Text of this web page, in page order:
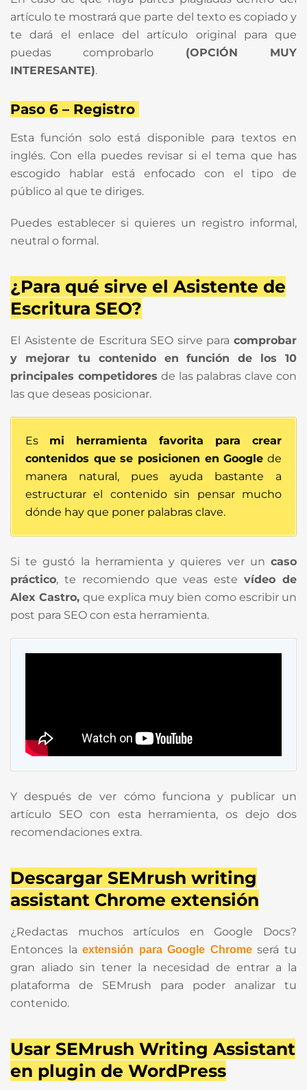
artículo te mostrará que parte del texto es copiado y
te dará el enlace del artículo original para que
puedas comprobarlo (OPCIÓN MUY
INTERESANTE).
Paso 6 – Registro
Esta función solo está disponible para textos en
inglés. Con ella puedes revisar si el tema que has
escogido hablar está enfocado con el tipo de
público al que te diriges.
Puedes establecer si quieres un registro informal,
neutral o formal.
¿Para qué sirve el Asistente de
Escritura SEO?
El Asistente de Escritura SEO sirve para comprobar
y mejorar tu contenido en función de los 10
principales competidores de las palabras clave con
las que deseas posicionar.
Es mi herramienta favorita para crear
contenidos que se posicionen en Google de
manera natural, pues ayuda bastante a
estructurar el contenido sin pensar mucho
dónde hay que poner palabras clave.
Si te gustó la herramienta y quieres ver un caso
práctico, te recomiendo que veas estevídeo de
Alex Castro, que explica muy bien como escribir un
post para SEO con esta herramienta.
Y después de ver cómo funciona y publicar un
artículo SEO con esta herramienta, os dejo dos
recomendaciones extra.
Descargar SEMrush writing
assistant Chrome extensión
¿Redactas muchos artículos en Google Docs?
Entonces laextensión para Google Chromeserá tu
gran aliado sin tener la necesidad de entrar a la
plataforma de SEMrush para poder analizar tu
contenido.
Usar SEMrush Writing Assistant
en plugin de WordPress